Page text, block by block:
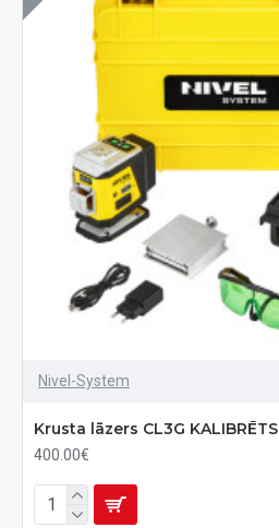
Nivel-System
Krusta lāzers CL3G KALIBRĒTS
400.00€